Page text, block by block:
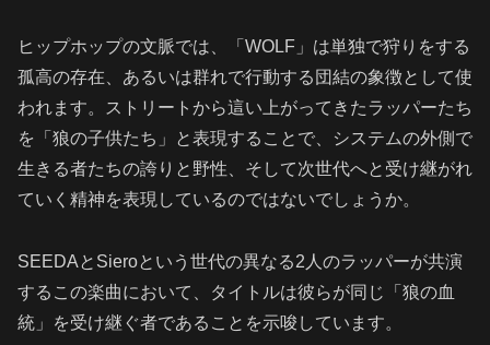
ヒップホップの文脈では、「WOLF」は単独で狩りをする
孤高の存在、あるいは群れで行動する団結の象徴として使
われます。ストリートから這い上がってきたラッパーたち
を「狼の子供たち」と表現することで、システムの外側で
生きる者たちの誇りと野性、そして次世代へと受け継がれ
ていく精神を表現しているのではないでしょうか。
SEEDAとSieroという世代の異なる2人のラッパーが共演
するこの楽曲において、タイトルは彼らが同じ「狼の血
統」を受け継ぐ者であることを示唆しています。